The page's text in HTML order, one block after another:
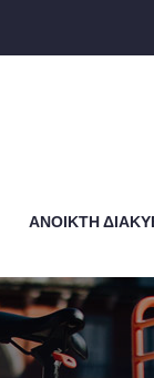
ΑΝΟΙΚΤΉ